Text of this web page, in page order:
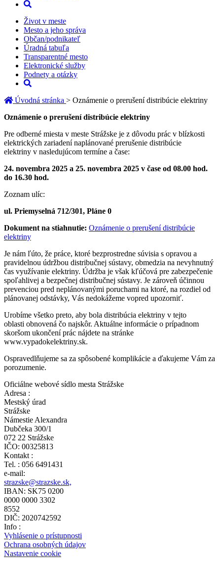
Život v meste
Mesto a jeho správa
Občan/podnikateľ
Úradná tabuľa
Transparentné mesto
Elektronické služby
Podnety a otázky
Úvodná stránka > Oznámenie o prerušení distribúcie elektriny
Oznámenie o prerušení distribúcie elektriny
Pre odberné miesta v meste Strážske je z dôvodu prác v blízkosti
elektrických zariadení naplánované prerušenie distribúcie
elektriny v nasledujúcom termíne a čase:
24. novembra 2025 a 25. novembra 2025 v čase od 08.00 hod.
do 16.30 hod.
Zoznam ulíc:
ul. Priemyselná 712/301, Pláne 0
Dokument na stiahnutie: Oznámenie o prerušení distribúcie
elektriny
Je nám ľúto, že práce, ktoré bezprostredne súvisia s opravou a
pravidelnou údržbou distribučnej sústavy, obmedzia na nevyhnutný
čas využívanie elektriny. Údržba je však kľúčová pre zabezpečenie
spoľahlivej a bezpečnej distribučnej sústavy. Je zároveň účinnou
prevenciou pred neplánovanými poruchami na ktoré, na rozdiel od
plánovanej odstávky, Vás nedokážeme vopred upozorniť.
Urobíme všetko preto, aby bola distribúcia elektriny v tejto
oblasti obnovená čo najskôr. Aktuálne informácie o prípadnom
skoršom ukončení prác nájdete na stránke
www.vypadokelektriny.sk.
Ospravedlňujeme sa za spôsobené komplikácie a ďakujeme Vám za
porozumenie.
Oficiálne webové sídlo mesta Strážske
Adresa :
Mestský úrad
Strážske
Námestie Alexandra
Dubčeka 300/1
072 22 Strážske
IČO: 00325813
Kontakt :
Tel. : 056 6491431
e-mail:
strazske@strazske.sk,
IBAN: SK75 0200
0000 0000 3302
8552
DIČ: 2020742592
Info :
Vyhlásenie o prístupnosti
Ochrana osobných údajov
Nastavenie cookie